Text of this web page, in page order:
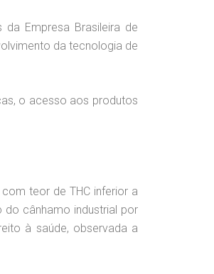
Empresa Brasileira de
da tecnologia de
o acesso aos produtos
teor de THC inferior a
cânhamo industrial por
à saúde, observada a